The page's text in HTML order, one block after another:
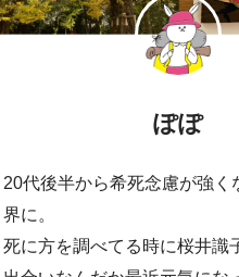
ぽぽ
20代後半から希死念慮が強く
界に。
死に方を調べてる時に桜井識